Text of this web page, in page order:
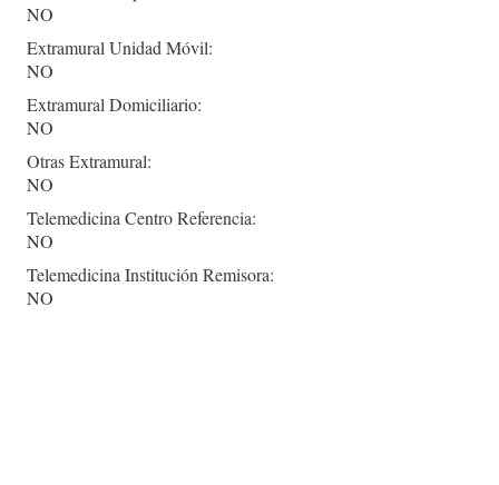
NO
Extramural Unidad Móvil:
NO
Extramural Domiciliario:
NO
Otras Extramural:
NO
Telemedicina Centro Referencia:
NO
Telemedicina Institución Remisora:
NO